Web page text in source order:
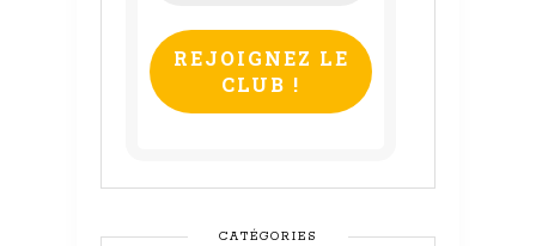
*
CATÉGORIES